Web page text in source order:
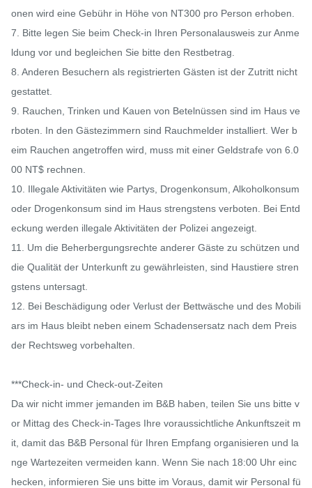
onen wird eine Gebühr in Höhe von NT300 pro Person erhoben.
7. Bitte legen Sie beim Check-in Ihren Personalausweis zur Anme
ldung vor und begleichen Sie bitte den Restbetrag.
8. Anderen Besuchern als registrierten Gästen ist der Zutritt nicht
gestattet.
9. Rauchen, Trinken und Kauen von Betelnüssen sind im Haus ve
rboten. In den Gästezimmern sind Rauchmelder installiert. Wer b
eim Rauchen angetroffen wird, muss mit einer Geldstrafe von 6.0
00 NT$ rechnen.
10. Illegale Aktivitäten wie Partys, Drogenkonsum, Alkoholkonsum
oder Drogenkonsum sind im Haus strengstens verboten. Bei Entd
eckung werden illegale Aktivitäten der Polizei angezeigt.
11. Um die Beherbergungsrechte anderer Gäste zu schützen und
die Qualität der Unterkunft zu gewährleisten, sind Haustiere stren
gstens untersagt.
12. Bei Beschädigung oder Verlust der Bettwäsche und des Mobili
ars im Haus bleibt neben einem Schadensersatz nach dem Preis
der Rechtsweg vorbehalten.
***Check-in- und Check-out-Zeiten
Da wir nicht immer jemanden im B&B haben, teilen Sie uns bitte v
or Mittag des Check-in-Tages Ihre voraussichtliche Ankunftszeit m
it, damit das B&B Personal für Ihren Empfang organisieren und la
nge Wartezeiten vermeiden kann. Wenn Sie nach 18:00 Uhr einc
hecken, informieren Sie uns bitte im Voraus, damit wir Personal fü